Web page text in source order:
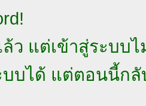
ว แต่เข้าสู่ระบบไ
บบได้ แต่ตอนนี้กลั